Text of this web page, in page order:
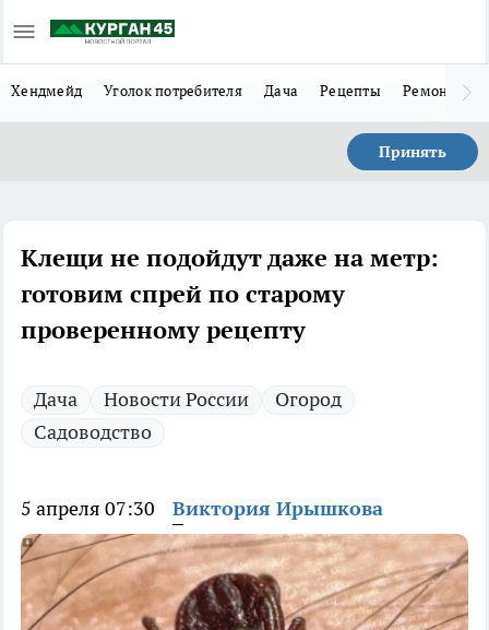
Хендмейд Уголок потребителя Дача Рецепты Ремонт
Принять
Клещи не подойдут даже на метр:
готовим спрей по старому
проверенному рецепту
Дача Новости России
Огород
Садоводство
5 апреля 07:30 Виктория Ирышкова